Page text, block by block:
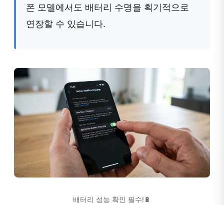
폰 모델에서도 배터리 수명을 획기적으로
연장할 수 있습니다.
배터리 성능 확인 필수!🔋